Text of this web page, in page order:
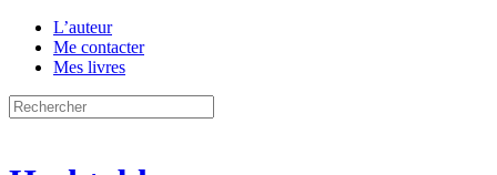
L’auteur
Me contacter
Mes livres